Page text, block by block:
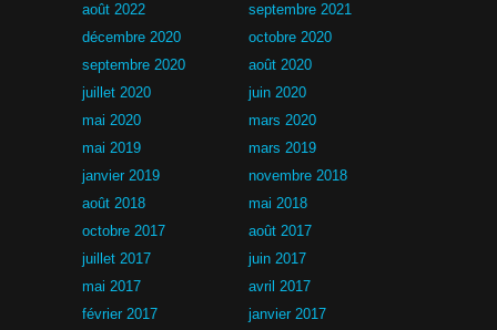
août 2022
septembre 2021
décembre 2020
octobre 2020
septembre 2020
août 2020
juillet 2020
juin 2020
mai 2020
mars 2020
mai 2019
mars 2019
janvier 2019
novembre 2018
août 2018
mai 2018
octobre 2017
août 2017
juillet 2017
juin 2017
mai 2017
avril 2017
février 2017
janvier 2017